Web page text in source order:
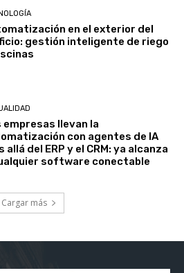
en el exterior del
gestión inteligente de riego
empresas llevan la
con agentes de IA
allá del ERP y el CRM: ya alcanza
software conectable
Cargar más